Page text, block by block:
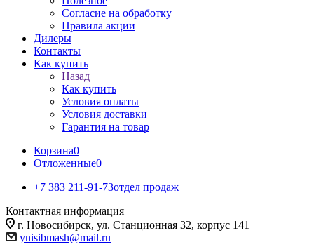
Согласие на обработку
Правила акции
Дилеры
Контакты
Как купить
Назад
Как купить
Условия оплаты
Условия доставки
Гарантия на товар
Корзина0
Отложенные0
+7 383 211-91-73отдел продаж
Контактная информация
г. Новосибирск, ул. Станционная 32, корпус 141
ynisibmash@mail.ru